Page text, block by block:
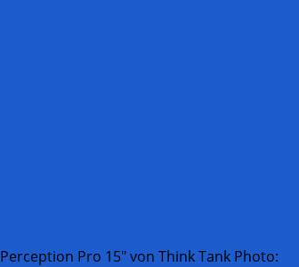
Pro 15″ von Think Tank Photo: